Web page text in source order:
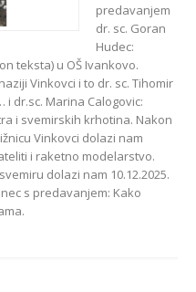
predavanjem
dr. sc. Goran
Hudec:
teksta) u OŠ Ivankovo.
Vinkovci i to dr. sc. Tihomir
dr.sc. Marina Calogovic:
i svemirskih krhotina. Nakon
Vinkovci dolazi nam
i raketno modelarstvo.
dolazi nam 10.12.2025.
s predavanjem: Kako